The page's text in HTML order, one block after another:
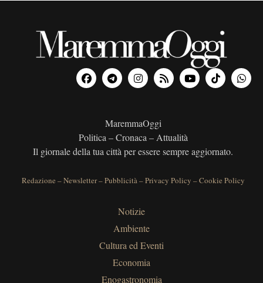
MaremmaOggi
Politica – Cronaca – Attualità
Il giornale della tua città per essere sempre aggiornato.
Redazione –Newsletter–Pubblicità–Privacy Policy –Cookie Policy
Notizie
Ambiente
Cultura ed Eventi
Economia
Enogastronomia